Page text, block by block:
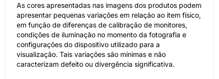
As cores apresentadas nas imagens dos produtos podem
apresentar pequenas variações em relação ao item físico,
em função de diferenças de calibração de monitores,
condições de iluminação no momento da fotografia e
configurações do dispositivo utilizado para a
visualização. Tais variações são mínimas e não
caracterizam defeito ou divergência significativa.